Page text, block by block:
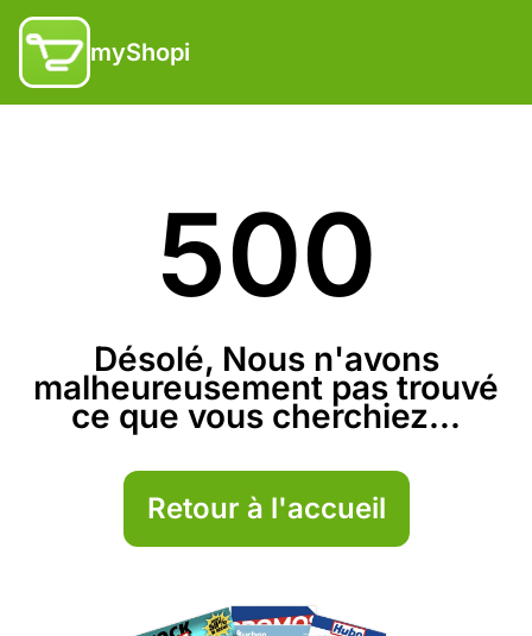
myShopi
500
Désolé, Nous n'avons
malheureusement pas trouvé
ce que vous cherchiez...
Retour à l'accueil